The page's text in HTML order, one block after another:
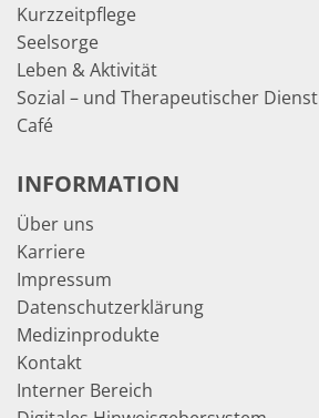
Kurzzeitpflege
Seelsorge
Leben & Aktivität
Sozial – und Therapeutischer Dienst
Café
INFORMATION
Über uns
Karriere
Impressum
Datenschutzerklärung
Medizinprodukte
Kontakt
Interner Bereich